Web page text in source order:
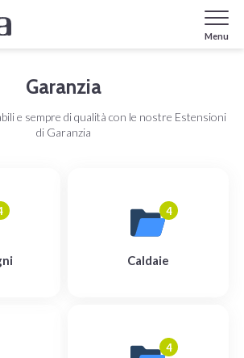
Menu
Garanzia
e sempre di qualità con le nostre Estensioni
di Garanzia
4
Caldaie
4